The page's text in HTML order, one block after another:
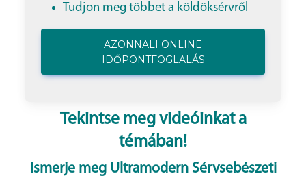
Tudjon meg többet a köldöksérvről
AZONNALI ONLINE
IDŐPONTFOGLALÁS
Tekintse meg videóinkat a
témában!
Ismerje meg Ultramodern Sérvsebészeti